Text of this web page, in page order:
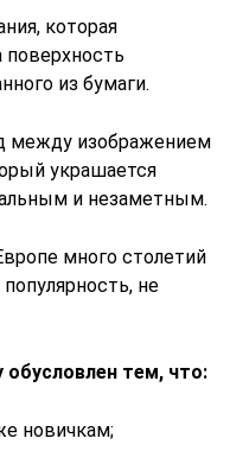
которая
поверхность
из бумаги.
между изображением
украшается
и незаметным.
много столетий
не
тем, что:
новичкам;